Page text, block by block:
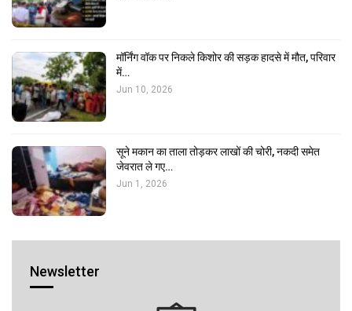
मॉर्निंग वॉक पर निकले किशोर की सड़क हादसे में मौत, परिवार
में…
Jun 10, 2026
सूने मकान का ताला तोड़कर लाखों की चोरी, नकदी समेत
जेवरात ले गए…
Jun 1, 2026
Newsletter